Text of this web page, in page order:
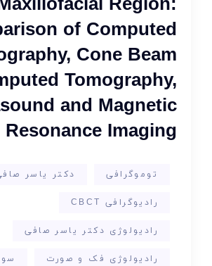
Region:
of Computed
Cone Beam
Tomography,
and Magnetic
Resonance Imaging
توموگرافی دکتر یاسر
رادیوگرافی CBCT
رادیولوژی دکتر یاسر صافی
رادیولوژی فک و صورت